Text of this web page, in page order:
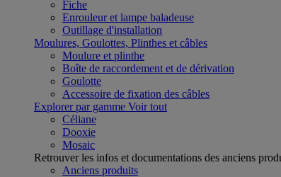
Fiche
Enrouleur et lampe baladeuse
Outillage d'installation
Moulures, Goulottes, Plinthes et câbles
Moulure et plinthe
Boîte de raccordement et de dérivation
Goulotte
Accessoire de fixation des câbles
Explorer par gamme Voir tout
Céliane
Dooxie
Mosaic
Retrouver les infos et documentations des anciens
Anciens produits